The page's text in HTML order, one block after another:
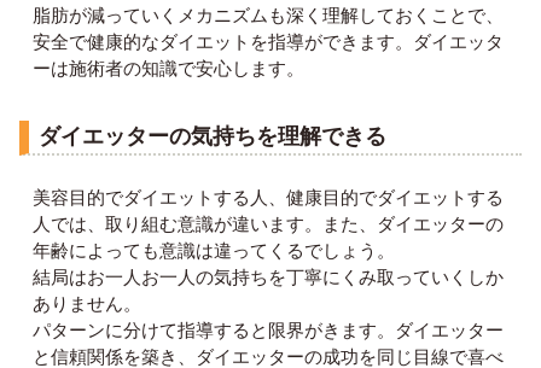
脂肪が減っていくメカニズムも深く理解しておくことで、
安全で健康的なダイエットを指導ができます。ダイエッタ
ーは施術者の知識で安心します。
ダイエッターの気持ちを理解できる
美容目的でダイエットする人、健康目的でダイエットする
人では、取り組む意識が違います。また、ダイエッターの
年齢によっても意識は違ってくるでしょう。
結局はお一人お一人の気持ちを丁寧にくみ取っていくしか
ありません。
パターンに分けて指導すると限界がきます。ダイエッター
と信頼関係を築き、ダイエッターの成功を同じ目線で喜べ